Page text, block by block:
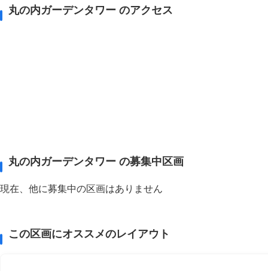
丸の内ガーデンタワー のアクセス
丸の内ガーデンタワー の募集中区画
現在、他に募集中の区画はありません
この区画にオススメのレイアウト